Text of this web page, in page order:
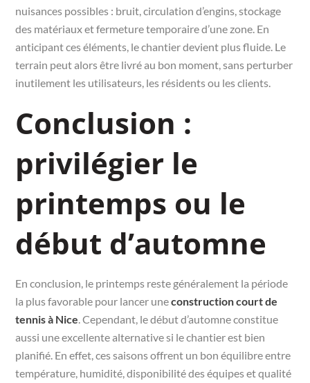
nuisances possibles : bruit, circulation d’engins, stockage
des matériaux et fermeture temporaire d’une zone. En
anticipant ces éléments, le chantier devient plus fluide. Le
terrain peut alors être livré au bon moment, sans perturber
inutilement les utilisateurs, les résidents ou les clients.
Conclusion :
privilégier le
printemps ou le
début d’automne
En conclusion, le printemps reste généralement la période
la plus favorable pour lancer uneconstruction court de
tennis à Nice. Cependant, le début d’automne constitue
aussi une excellente alternative si le chantier est bien
planifié. En effet, ces saisons offrent un bon équilibre entre
température, humidité, disponibilité des équipes et qualité